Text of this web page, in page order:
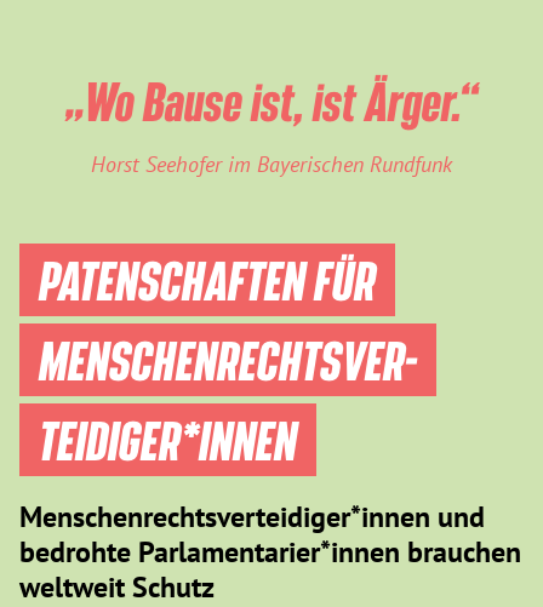
„Wo Bause ist, ist Ärger.“
Horst Seehofer im Bayerischen Rundfunk
PATENSCHAFTEN FÜR
MENSCHEN­RECHTS­VER­
TEIDIGER­*INNEN
Menschenrechtsverteidiger*innen und
bedrohte Parlamentarier*innen brauchen
weltweit Schutz